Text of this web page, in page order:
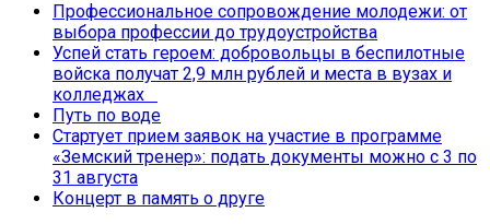
Профессиональное сопровождение молодежи: от
выбора профессии до трудоустройства
Успей стать героем: добровольцы в беспилотные
войска получат 2,9 млн рублей и места в вузах и
колледжах
Путь по воде
Стартует прием заявок на участие в программе
«Земский тренер»: подать документы можно с 3 по
31 августа
Концерт в память о друге